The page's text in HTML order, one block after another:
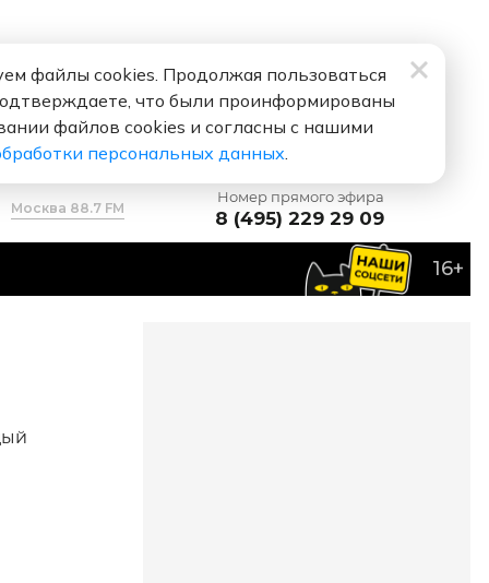
Москва 88.7 FM
Номер прямого эфира
8 (495) 229 29 09
16+
файлы cookies. Продолжая пользоваться
что были проинформированы
файлов cookies и согласны с нашими
персональных данных.